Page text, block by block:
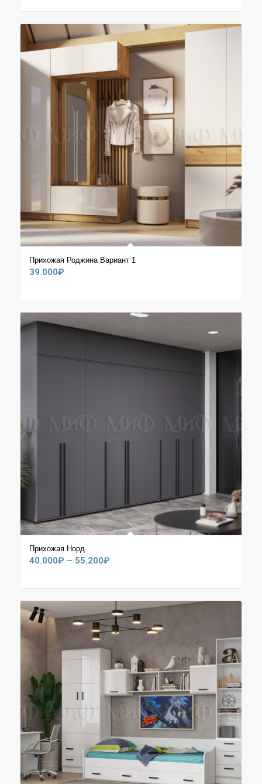
Прихожая Роджина Вариант 1
39.000₽
Прихожая Норд
40.000₽ – 55.200₽Диапазон
–
55.200₽